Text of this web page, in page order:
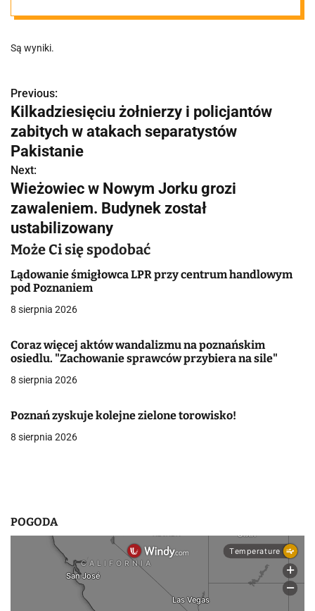
na 5 lat. Gdzie
ruch pojazdów
jest największy?
Są wyniki.
N
a
w
i
g
a
c
j
a
w
p
s
u
Previous:
Kilkadziesięciu żołnierzy i policjantów
zabitych w atakach separatystów
Pakistanie
Next:
Wieżowiec w Nowym Jorku grozi
zawaleniem. Budynek został
ustabilizowany
Może Ci się spodobać
Lądowanie śmigłowca LPR przy centrum handlowym
pod Poznaniem
8 sierpnia 2026
Coraz więcej aktów wandalizmu na poznańskim
osiedlu. "Zachowanie sprawców przybiera na sile"
8 sierpnia 2026
Poznań zyskuje kolejne zielone torowisko!
8 sierpnia 2026
POGODA